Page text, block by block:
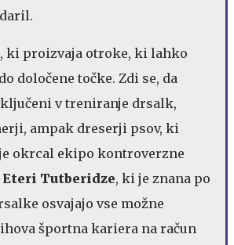
ki proizvaja otroke, ki lahko
določene točke. Zdi se, da
v treniranje drsalk,
ampak dreserji psov, ki
okrcal ekipo kontroverzne
Eteri Tutberidze, ki je znana po
osvajajo vse možne
športna kariera na račun